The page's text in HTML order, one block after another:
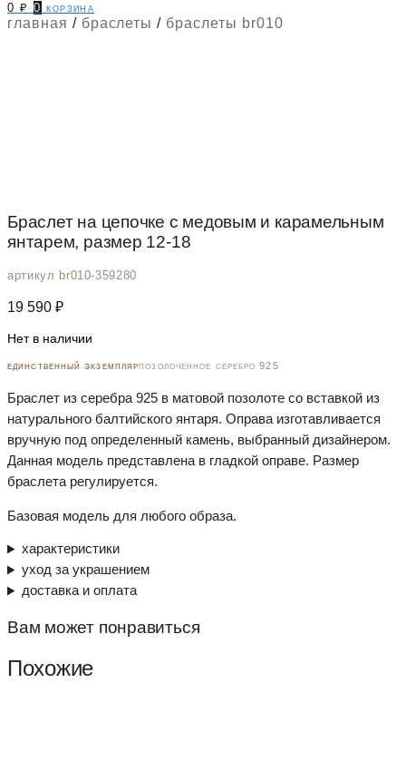
0₽ 0 корзина
главная / браслеты / браслеты br010
Браслет на цепочке с медовым и карамельным
янтарем, размер 12-18
артикул br010-359280
19 590 ₽
Нет в наличии
единственный экземплярпозолоченное серебро 925
Браслет из серебра 925 в матовой позолоте со вставкой из
натурального балтийского янтаря. Оправа изготавливается
вручную под определенный камень, выбранный дизайнером.
Данная модель представлена в гладкой оправе. Размер
браслета регулируется.
Базовая модель для любого образа.
характеристики
уход за украшением
доставка и оплата
Вам может понравиться
Похожие